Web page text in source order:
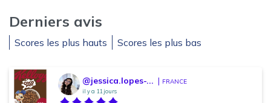
Derniers avis
Scores les plus hauts Scores les plus bas
@jessica.lopes-... FRANCE
il y a 11 jours